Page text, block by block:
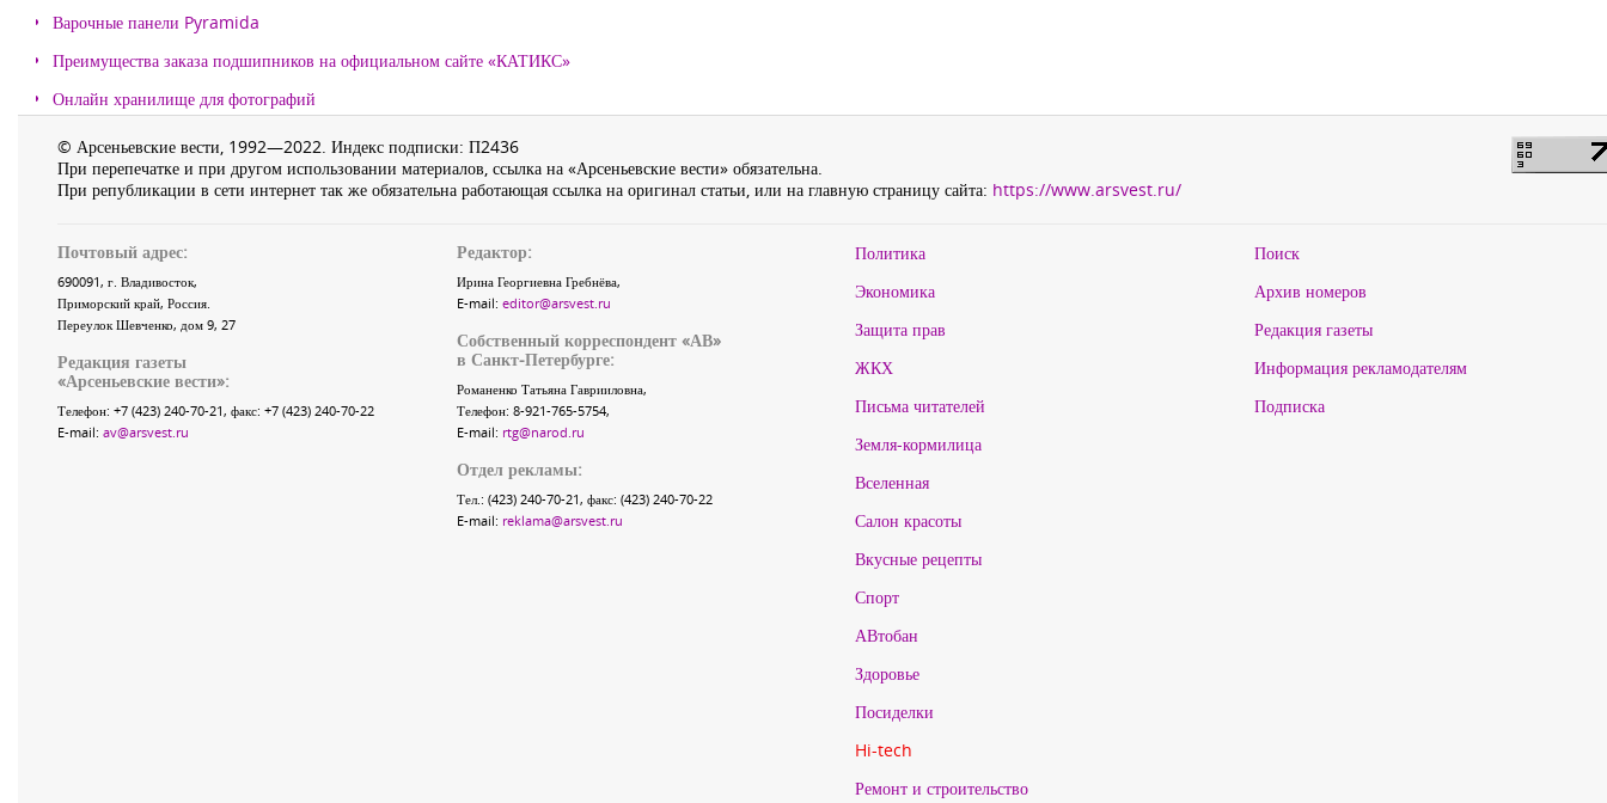
Варочные панели Pyramida
Преимущества заказа подшипников на официальном сайте «КАТИКС»
Онлайн хранилище для фотографий
© Арсеньевские вести, 1992—2022. Индекс подписки: П2436
При перепечатке и при другом использовании материалов, ссылка на «Арсеньевские вести» обязательна.
При републикации в сети интернет так же обязательна работающая ссылка на оригинал статьи, или на главную страницу сайта: https://www.arsvest.ru/
Почтовый адрес:
690091, г. Владивосток,
Приморский край, Россия.
Переулок Шевченко, дом 9, 27
Редакция газеты
«Арсеньевские вести»:
Телефон: +7 (423) 240-70-21, факс: +7 (423) 240-70-22
E-mail: av@arsvest.ru
Редактор:
Ирина Георгиевна Гребнёва,
E-mail: editor@arsvest.ru
Собственный корреспондент «АВ»
в Санкт-Петербурге:
Романенко Татьяна Гаврииловна,
Телефон: 8-921-765-5754,
E-mail: rtg@narod.ru
Отдел рекламы:
Тел.: (423) 240-70-21, факс: (423) 240-70-22
E-mail: reklama@arsvest.ru
Политика
Экономика
Защита прав
ЖКХ
Письма читателей
Земля-кормилица
Вселенная
Салон красоты
Вкусные рецепты
Спорт
АВтобан
Здоровье
Посиделки
Hi-tech
Ремонт и строительство
Поиск
Архив номеров
Редакция газеты
Информация рекламодателям
Подписка